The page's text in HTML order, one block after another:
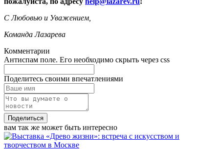
С Любовью и Уважением,
Команда Лазарева
Комментарии
Антиспам поле. Его необходимо скрыть через css
Поделитесь своими впечатлениями
Поделиться
вам так же может быть интересно